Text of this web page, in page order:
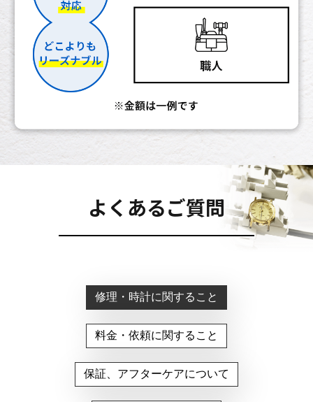
よくあるご質問
修理・時計に関すること
料金・依頼に関すること
保証、アフターケアについて